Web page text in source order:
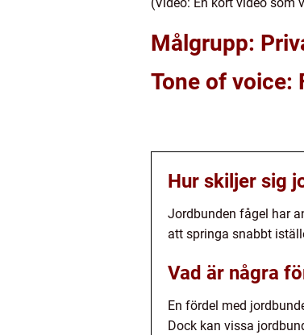
Målgrupp:
Tone of voice:
Hur skiljer sig
Jordbunden fågel har
att springa snabbt
Vad är några
En fördel med
Dock kan vissa